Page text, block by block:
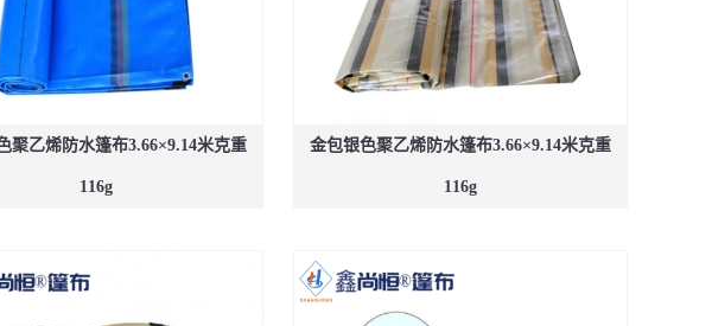
聚乙烯防水篷布3.66×9.14米克重
116g
金包银色聚乙烯防水篷布3.66×9.14米克重
116g